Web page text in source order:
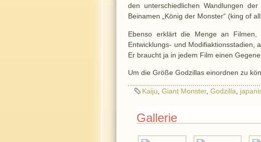
den unterschiedlichen Wandlungen
Beinamen „König der Monster“ (king of
Ebenso erklärt die Menge an
Entwicklungs- und Modifiaktionsstadien,
Er braucht ja in jedem Film einen
Um die Größe Godzillas einordnen zu
Kaiju,Giant Monster,Godzilla,
Gallerie